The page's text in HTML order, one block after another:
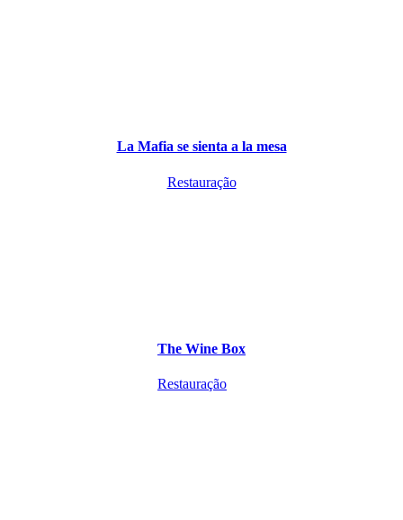
La Mafia se sienta a la mesa
Restauração
The Wine Box
Restauração